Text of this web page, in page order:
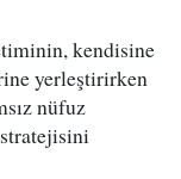
kendisine
yerleştirirken
nüfuz